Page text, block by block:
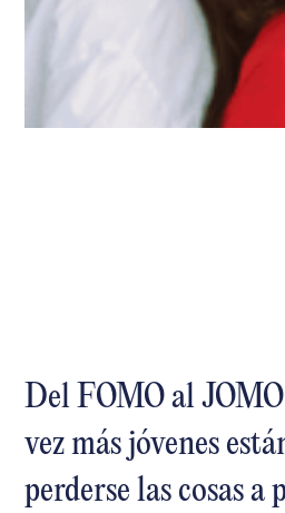
Del FOMO al
vez más jóvenes
perderse las cosas a